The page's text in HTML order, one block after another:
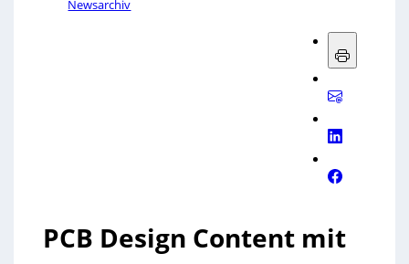
Newsarchiv
PCB Design Content mit